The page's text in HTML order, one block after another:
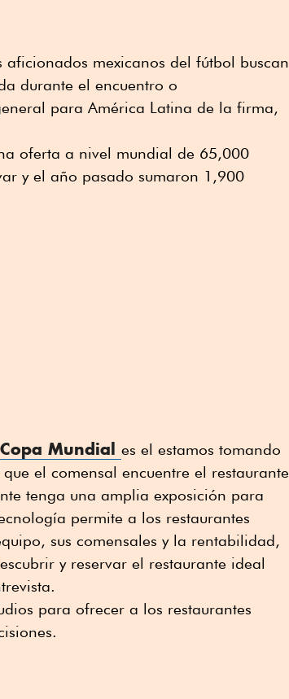
mexicanos del fútbol buscan
durante el encuentro o
para América Latina de la firma,
oferta a nivel mundial de 65,000
y el año pasado sumaron 1,900
Copa Mundial es el estamos tomando
el comensal encuentre el restaurante
tenga una amplia exposición para
permite a los restaurantes
sus comensales y la rentabilidad,
y reservar el restaurante ideal
para ofrecer a los restaurantes